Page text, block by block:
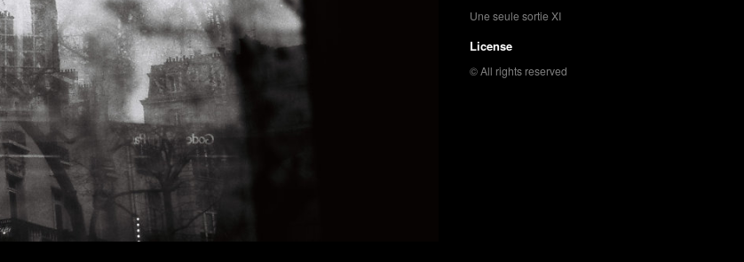
Une seule sortie XI
License
© All rights reserved